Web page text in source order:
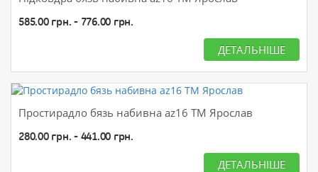
585.00 грн. - 776.00 грн.
ДЕТАЛЬНІШЕ
Простирадло бязь набивна az16 ТМ Ярослав
280.00 грн. - 441.00 грн.
ДЕТАЛЬНІШЕ